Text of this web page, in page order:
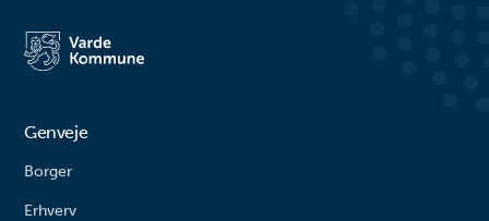
større børn. Her finder du alt fra
vipper og klatrestativ til
Genveje
Borger
Erhverv